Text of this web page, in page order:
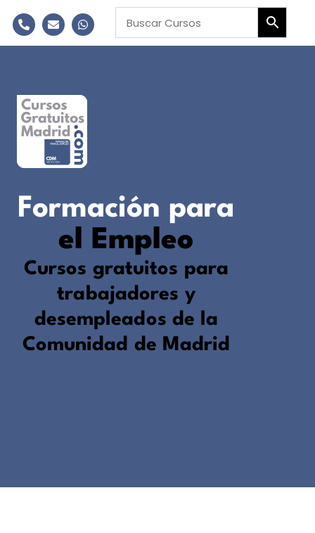
Formación para
el Empleo
Cursos gratuitos para
trabajadores y
desempleados de la
Comunidad de Madrid